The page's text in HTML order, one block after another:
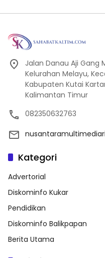
Jalan Danau Aji Gang
Kelurahan Melayu,
Kabupaten Kutai
Kalimantan Timur
082350632763
Kategori
Advertorial
Diskominfo Kukar
Pendidikan
Diskominfo Balikpapan
Berita Utama